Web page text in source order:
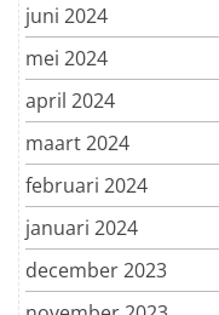
juni 2024
mei 2024
april 2024
maart 2024
februari 2024
januari 2024
december 2023